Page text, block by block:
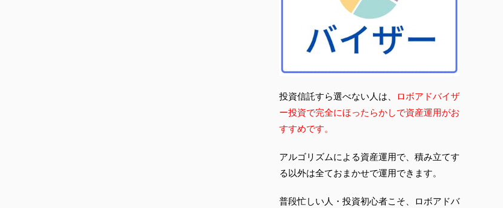
投資信託すら選べない人は、
ロボアドバイザ
ー投資で完全にほったらかしで資産運用がお
すすめです。
アルゴリズムによる資産運用で、積み立てす
る以外は全ておまかせで運用できます。
普段忙しい人・投資初心者こそ、ロボアドバ